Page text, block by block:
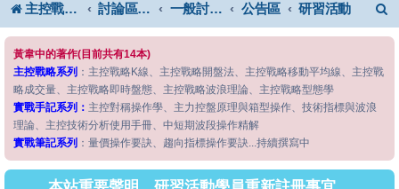
主控戰略中心 討論區首頁 一般討論區 公告區 研習活動
黃韋中的著作(目前共有14本)
主控戰略系列 ：主控戰略K線、主控戰略開盤法、主控戰略移動平均線、主控戰
略成交量、主控戰略即時盤態、主控戰略波浪理論、主控戰略型態學
實戰手記系列： 主控對稱操作學、主力控盤原理與箱型操作、技術指標與波浪
理論、主控技術分析使用手冊、中短期波段操作精解
實戰筆記系列 ：量價操作要訣、趨向指標操作要訣...持續撰寫中